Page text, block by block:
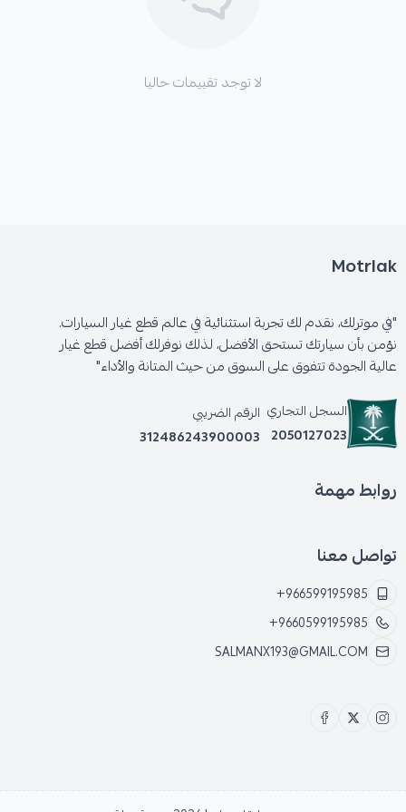
✅ أداء فرامل محسّن وقوة فرملة أعلى بنسبة تتراوح بين
✅ مثالية للاستخدام مع السرعات العالية أو في الطرق
الأعطال المحتملة عند تلف القطعة الأصلية:
* ضعف في أداء الفرامل.
* اهتزازات ملحوظة عند الفرملة (رجة).
* احتمالية زيادة مسافة التوقف.
لا توجد تقييمات حاليا
Motrlak
"في موترلك، نقدم لك تجربة استثنائية في عالم قطع غيار السيارات.
نؤمن بأن سيارتك تستحق الأفضل، لذلك نوفرلك أفضل قطع غيار
عالية الجودة تتفوق على السوق من حيث المتانة والأداء"
السجل التجاري
2050127023
الرقم الضريبي
312486243900003
روابط مهمة
تواصل معنا
+966599195985
+9660599195985
SALMANX193@GMAIL.COM